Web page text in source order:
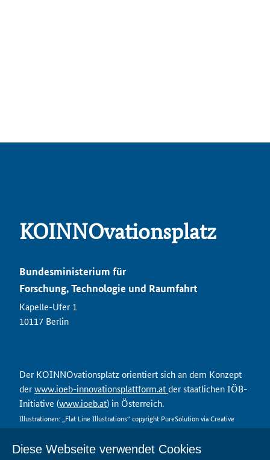
Diese Webseite verwendet Cookies
KOINNOvationsplatz
Bundesministerium für
Forschung, Technologie und Raumfahrt
Kapelle-Ufer 1
10117 Berlin
Der KOINNOvationsplatz orientiert sich an dem Konzept
derwww.ioeb-innovationsplattform.atder staatlichen IÖB-
Initiative (www.ioeb.at) in Österreich.
Illustrationen: „Flat Line Illustrations“ copyright PureSolution via Creative